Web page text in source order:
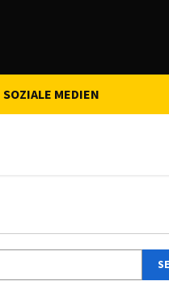
SOZIALE MEDIEN